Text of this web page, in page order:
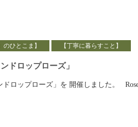
のひとこま】 【丁寧に暮らすこと】
ドロップローズ」
ロップローズ」を 開催しました。